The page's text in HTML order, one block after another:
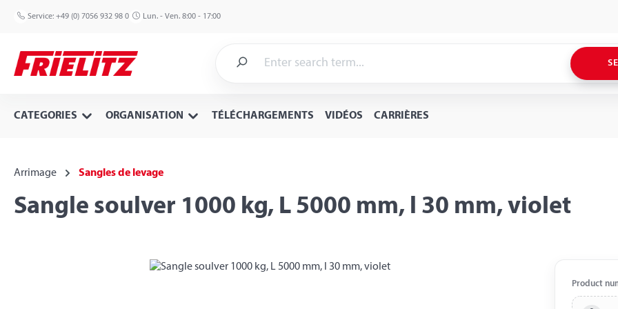
to main content
Skip to search
Skip to main navigation
Service: +49 (0) 7056 932 98 0 Lun. - Ven. 8:00 - 17:00
CATEGORIES ORGANISATION TÉLÉCHARGEMENTS VIDÉOS CARRIÈRES
Arrimage Sangles de levage
Sangle soulver 1000 kg, L 5000 mm, l 30 mm, violet
Product